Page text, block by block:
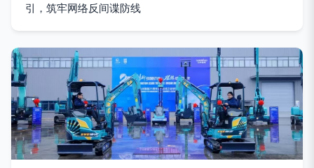
引，筑牢网络反间谍防线